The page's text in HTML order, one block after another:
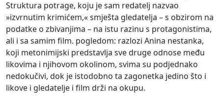
Struktura potrage, koju je sam redatelj nazvao
»izvrnutim krimićem,« smješta gledatelja – s obzirom na
podatke o zbivanjima – na istu razinu s protagonistima,
ali i sa samim film. pogledom: razlozi Anina nestanka,
koji metonimijski predstavlja sve druge odnose među
likovima i njihovom okolinom, svima su podjednako
nedokučivi, dok je istodobno ta zagonetka jedino što i
likove i gledatelje i film drži na okupu.